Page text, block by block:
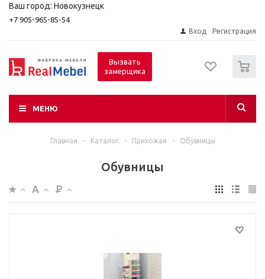
Ваш город: Новокузнецк
+7 905-965-85-54
Вход Регистрация
Вызвать
замерщика
МЕНЮ
Главная - Каталог - Прихожая - Обувницы
Обувницы